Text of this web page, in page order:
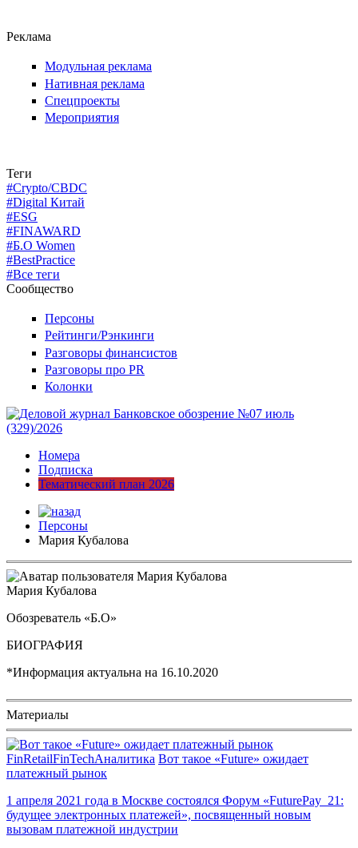
Реклама
Модульная реклама
Нативная реклама
Спецпроекты
Мероприятия
Теги
#Crypto/CBDC
#Digital Китай
#ESG
#FINAWARD
#Б.О Women
#BestPractice
#Все теги
Сообщество
Персоны
Рейтинги/Рэнкинги
Разговоры финансистов
Разговоры про PR
Колонки
Номера
Подписка
Тематический план 2026
Персоны
Мария Кубалова
Мария Кубалова
Обозреватель «Б.О»
БИОГРАФИЯ
*Информация актуальна на 16.10.2020
Материалы
FinRetailFinTechАналитика Вот такое «Future» ожидает
платежный рынок
1 апреля 2021 года в Москве состоялся Форум «FuturePay_21:
будущее электронных платежей», посвященный новым
вызовам платежной индустрии